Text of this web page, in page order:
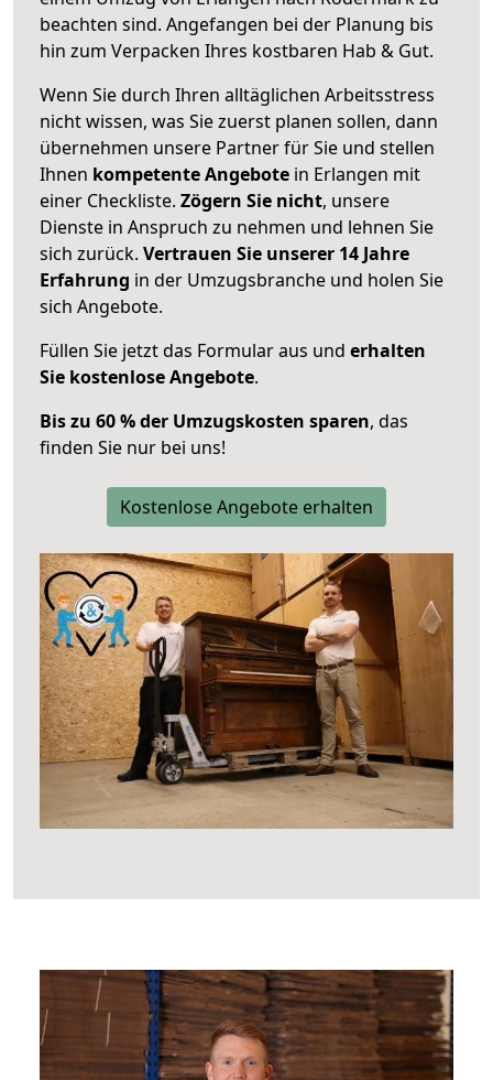
beachten sind. Angefangen bei der Planung bis
hin zum Verpacken Ihres kostbaren Hab & Gut.
Wenn Sie durch Ihren alltäglichen Arbeitsstress
nicht wissen, was Sie zuerst planen sollen, dann
übernehmen unsere Partner für Sie und stellen
Ihnen kompetente Angebote in Erlangen mit
einer Checkliste. Zögern Sie nicht, unsere
Dienste in Anspruch zu nehmen und lehnen Sie
sich zurück. Vertrauen Sie unserer 14 Jahre
Erfahrung in der Umzugsbranche und holen Sie
sich Angebote.
Füllen Sie jetzt das Formular aus und erhalten
Sie kostenlose Angebote.
Bis zu 60 % der Umzugskosten sparen, das
finden Sie nur bei uns!
Kostenlose Angebote erhalten